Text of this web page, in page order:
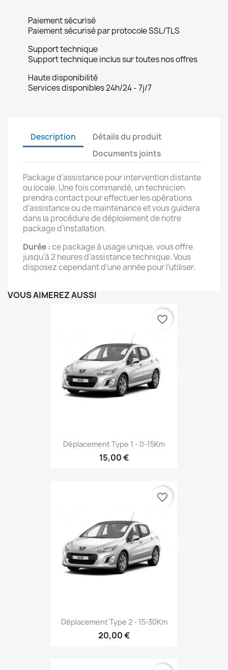
Paiement sécurisé
Paiement sécurisé par protocole SSL/TLS
Support technique
Support technique inclus sur toutes nos offres
Haute disponibilité
Services disponibles 24h/24 - 7j/7
Description
Détails du produit
Documents joints
Package d’assistance pour intervention distante
ou locale. Une fois commandé, un technicien
prendra contact pour effectuer les opérations
d’assistance ou de maintenance et vous guidera
dans la procédure de déploiement de notre
package d’installation.
Durée :ce package à usage unique, vous offre
jusqu’à 2 heures d’assistance technique. Vous
disposez cependant d’une année pour l’utiliser.
VOUS AIMEREZ AUSSI
Déplacement Type 1 - 0-15Km
15,00 €
favorite_border
Déplacement Type 2 - 15-30Km
20,00 €
favorite_border